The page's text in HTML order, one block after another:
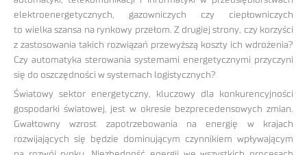
elektroenergetycznych, gazowniczych czy ciepłowniczych
to wielka szansa na rynkowy przełom. Z drugiej strony, czy korzyści
z zastosowania takich rozwiązań przewyższą koszty ich wdrożenia?
Czy automatyka sterowania systemami energetycznymi przyczyni
się do oszczędności w systemach logistycznych?
Światowy sektor energetyczny, kluczowy dla konkurencyjności
gospodarki światowej, jest w okresie bezprecedensowych zmian.
Gwałtowny wzrost zapotrzebowania na energię w krajach
rozwijających się będzie dominującym czynnikiem wpływającym